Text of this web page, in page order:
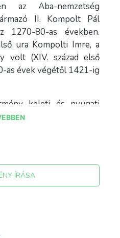
az Aba-nemzetség
II. Kompolt Pál
80-as években.
ura Kompolti Imre, a
volt (XIV. század első
as évek végétől 1421-ig
keleti és nyugati
32 méter hosszú, déli
pedig 6 méter
centiméteres volt. Az
a bejáratot kialakították –
a Postánál (Fő út
ÍRÁSA